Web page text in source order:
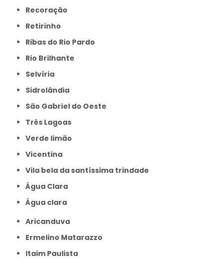
Recoração
Retirinho
Ribas do Rio Pardo
Rio Brilhante
Selvíria
Sidrolândia
São Gabriel do Oeste
Três Lagoas
Verde limão
Vicentina
Vila bela da santíssima trindade
Água Clara
Água clara
Aricanduva
Ermelino Matarazzo
Itaim Paulista